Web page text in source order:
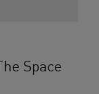
Space